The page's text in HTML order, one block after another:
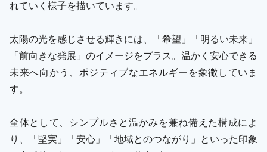
れていく様子を描いています。
太陽の光を感じさせる輝きには、「希望」「明るい未来」
「前向きな発展」のイメージをプラス。温かく安心できる
未来へ向かう、ポジティブなエネルギーを象徴していま
す。
全体として、シンプルさと温かみを兼ね備えた構成によ
り、「堅実」「安心」「地域とのつながり」といった印象